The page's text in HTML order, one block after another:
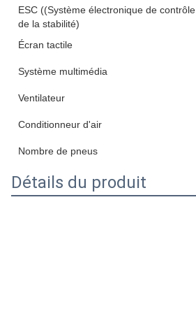
ESC ((Système électronique de contrôle
de la stabilité)
Écran tactile
Système multimédia
Ventilateur
Conditionneur d'air
Nombre de pneus
Détails du produit